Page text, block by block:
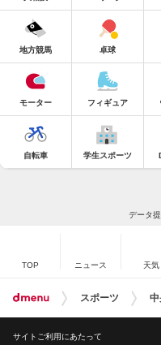
地方競馬 卓球
モーター フィギュア
自転車 学生スポーツ
データ
TOP ニュース 天気
スポーツ
サイトご利用にあたって